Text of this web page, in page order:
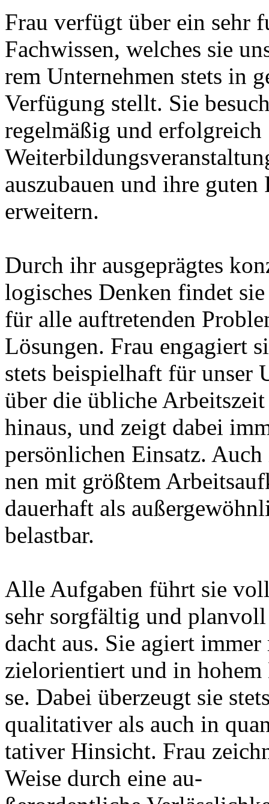
Frau verfügt über ein sehr
Fachwissen, welches sie
rem Unternehmen stets in
Verfügung stellt. Sie
regelmäßig und erfolgreich
auszubauen und ihre guten
erweitern.
Durch ihr ausgeprägtes
logisches Denken findet sie
für alle auftretenden
Lösungen. Frau engagiert
stets beispielhaft für unser
über die übliche Arbeitszeit
hinaus, und zeigt dabei
persönlichen Einsatz.
nen mit größtem
dauerhaft als
belastbar.
Alle Aufgaben führt sie
sehr sorgfältig und
dacht aus. Sie agiert
zielorientiert und in hohem
se. Dabei überzeugt sie
qualitativer als auch in
tativer Hinsicht. Frau
Weise durch eine au-